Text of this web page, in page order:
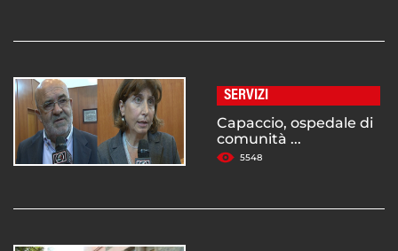
SERVIZI
Capaccio, ospedale di
comunità ...
5548